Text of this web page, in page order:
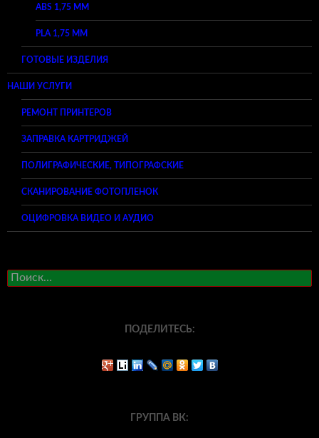
ABS 1,75 ММ
PLA 1,75 ММ
ГОТОВЫЕ ИЗДЕЛИЯ
НАШИ УСЛУГИ
РЕМОНТ ПРИНТЕРОВ
ЗАПРАВКА КАРТРИДЖЕЙ
ПОЛИГРАФИЧЕСКИЕ, ТИПОГРАФСКИЕ
СКАНИРОВАНИЕ ФОТОПЛЕНОК
ОЦИФРОВКА ВИДЕО И АУДИО
Найти:
ПОДЕЛИТЕСЬ:
ГРУППА ВК: